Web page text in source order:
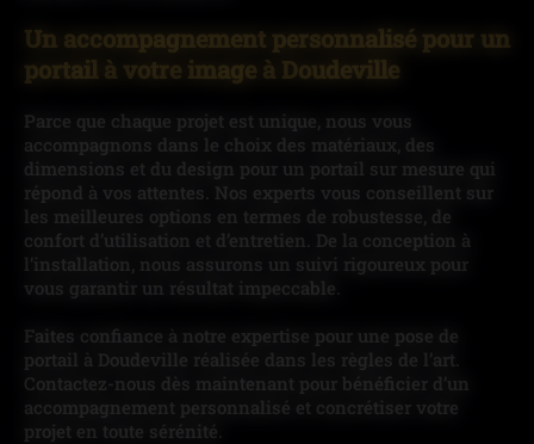
Un accompagnement personnalisé pour un
portail à votre image à Doudeville
Parce que chaque projet est unique, nous vous
accompagnons dans le choix des matériaux, des
dimensions et du design pour un portail sur mesure qui
répond à vos attentes. Nos experts vous conseillent sur
les meilleures options en termes de robustesse, de
confort d’utilisation et d’entretien. De la conception à
l’installation, nous assurons un suivi rigoureux pour
vous garantir un résultat impeccable.
Faites confiance à notre expertise pour une pose de
portail à Doudeville réalisée dans les règles de l’art.
Contactez-nous dès maintenant pour bénéficier d’un
accompagnement personnalisé et concrétiser votre
projet en toute sérénité.